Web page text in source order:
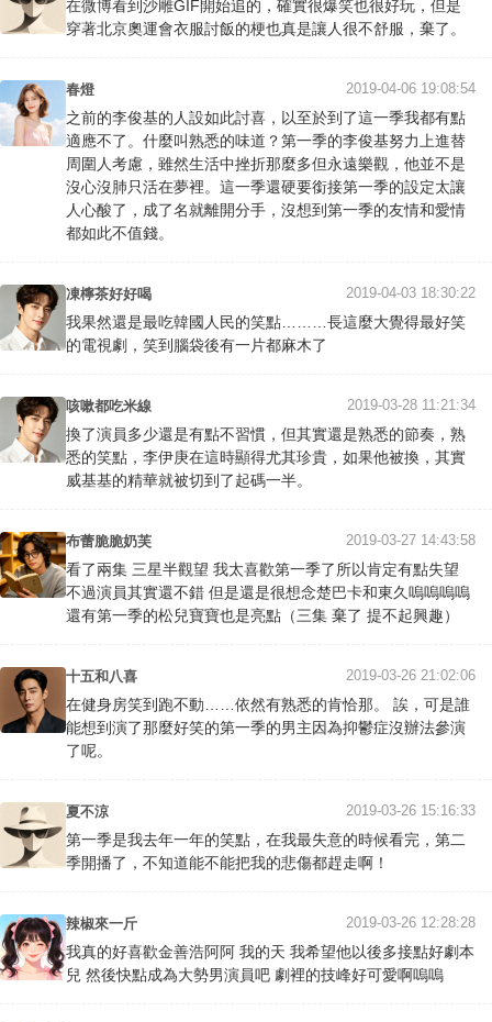
在微博看到沙雕GIF開始追的，確實很爆笑也很好玩，但是
穿著北京奧運會衣服討飯的梗也真是讓人很不舒服，棄了。
春燈 2019-04-06 19:08:54
之前的李俊基的人設如此討喜，以至於到了這一季我都有點
適應不了。什麼叫熟悉的味道？第一季的李俊基努力上進替
周圍人考慮，雖然生活中挫折那麼多但永遠樂觀，他並不是
沒心沒肺只活在夢裡。這一季還硬要銜接第一季的設定太讓
人心酸了，成了名就離開分手，沒想到第一季的友情和愛情
都如此不值錢。
凍檸茶好好喝 2019-04-03 18:30:22
我果然還是最吃韓國人民的笑點………長這麼大覺得最好笑
的電視劇，笑到腦袋後有一片都麻木了
咳嗽都吃米線 2019-03-28 11:21:34
換了演員多少還是有點不習慣，但其實還是熟悉的節奏，熟
悉的笑點，李伊庚在這時顯得尤其珍貴，如果他被換，其實
威基基的精華就被切到了起碼一半。
布蕾脆脆奶芙 2019-03-27 14:43:58
看了兩集 三星半觀望 我太喜歡第一季了所以肯定有點失望
不過演員其實還不錯 但是還是很想念楚巴卡和東久嗚嗚嗚嗚
還有第一季的松兒寶寶也是亮點（三集 棄了 提不起興趣）
十五和八喜 2019-03-26 21:02:06
在健身房笑到跑不動……依然有熟悉的肯恰那。 誒，可是誰
能想到演了那麼好笑的第一季的男主因為抑鬱症沒辦法參演
了呢。
夏不涼 2019-03-26 15:16:33
第一季是我去年一年的笑點，在我最失意的時候看完，第二
季開播了，不知道能不能把我的悲傷都趕走啊！
辣椒來一斤 2019-03-26 12:28:28
我真的好喜歡金善浩阿阿 我的天 我希望他以後多接點好劇本
兒 然後快點成為大勢男演員吧 劇裡的技峰好可愛啊嗚嗚